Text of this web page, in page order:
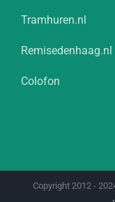
Tramhuren.nl
Remisedenhaag.nl
Colofon
Copyright 2012 -